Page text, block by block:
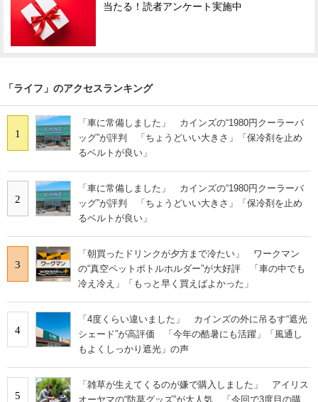
当たる！読者アンケート実施中
「ライフ」のアクセスランキング
1
「車に常備しました」 カインズの“1980円クーラーバ
ッグ”が評判 「ちょうどいい大きさ」「保冷剤を止め
るベルトが良い」
2
「車に常備しました」 カインズの“1980円クーラーバ
ッグ”が評判 「ちょうどいい大きさ」「保冷剤を止め
るベルトが良い」
3
「朝買ったドリンクが夕方まで冷たい」 ワークマン
の“真空ペットボトルホルダー”が大好評 「車の中でも
冷え冷え」「もっと早く買えばよかった」
4
「4度くらい違いました」 カインズの外に吊るす“遮光
シェード”が高評価 「今年の酷暑にも活躍」「風通し
もよくしっかり遮光」の声
5
「雑草が生えてくるのが嫌で購入しました」 アイリス
オーヤマの“防草グッズ”が大人気 「今回で3度目の購